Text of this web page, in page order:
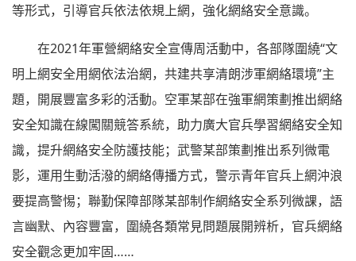
等形式，引導官兵依法依規上網，強化網絡安全意識。
在2021年軍營網絡安全宣傳周活動中，各部隊圍繞“文
明上網安全用網依法治網，共建共享清朗涉軍網絡環境”主
題，開展豐富多彩的活動。空軍某部在強軍網策劃推出網絡
安全知識在線闖關競答系統，助力廣大官兵學習網絡安全知
識，提升網絡安全防護技能；武警某部策劃推出系列微電
影，運用生動活潑的網絡傳播方式，警示青年官兵上網沖浪
要提高警惕；聯勤保障部隊某部制作網絡安全系列微課，語
言幽默、內容豐富，圍繞各類常見問題展開辨析，官兵網絡
安全觀念更加牢固……